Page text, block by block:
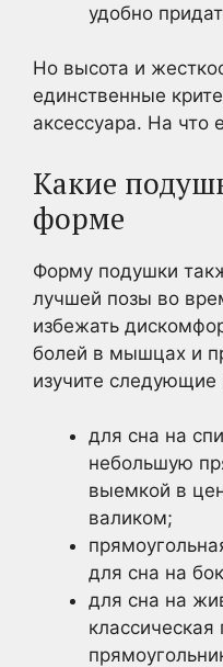
удобно
Но высота и
единственные
аксессуара. На что
Какие
форме
Форму подушки
лучшей позы во
избежать
болей в мышцах и
изучите
для сна на
небольшую
выемкой в
валиком;
для сна на
для сна на